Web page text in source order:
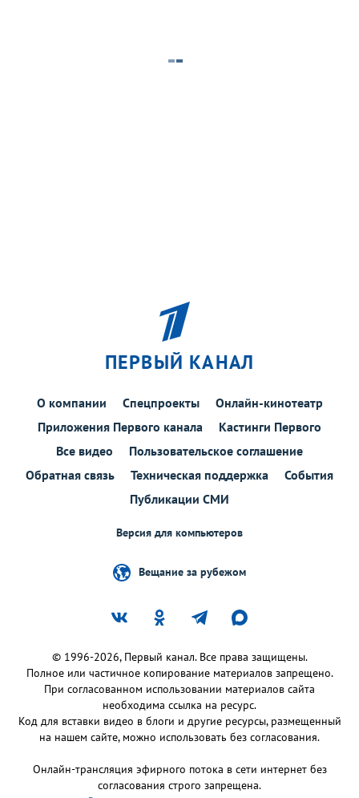
ПЕРВЫЙ КАНАЛ
О компании Спецпроекты
Онлайн-кинотеатр
Приложения Первого канала
Кастинги Первого
Все видео
Пользовательское соглашение
Обратная связь
Техническая поддержка
События
Публикации СМИ
Версия для компьютеров
Вещание за рубежом
© 1996-2026, Первый канал. Все права защищены.
Полное или частичное копирование материалов запрещено.
При согласованном использовании материалов сайта
необходима ссылка на ресурс.
Код для вставки видео в блоги и другие ресурсы, размещенный
на нашем сайте, можно использовать без согласования.
Онлайн-трансляция эфирного потока в сети интернет без
согласования строго запрещена.